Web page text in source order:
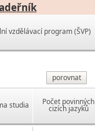
vzdělávací program (ŠVP)
porovnat
studia Počet povinných
cizích jazyků